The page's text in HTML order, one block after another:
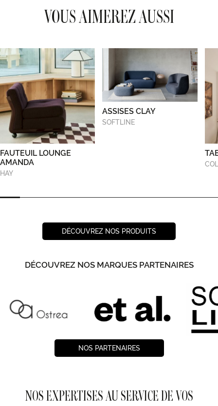
VOUS AIMEREZ AUSSI
FAUTEUIL LOUNGE
AMANDA
HAY
ASSISES CLAY
SOFTLINE
DÉCOUVREZ NOS PRODUITS
DÉCOUVREZ NOS MARQUES PARTENAIRES
NOS PARTENAIRES
NOS EXPERTISES AU SERVICE DE VOS